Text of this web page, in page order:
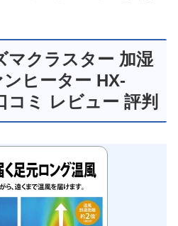
マクラスター 加湿
ヒーター HX-
コミ レビュー 評判